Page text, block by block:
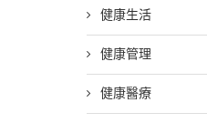
健康生活
健康管理
健康醫療